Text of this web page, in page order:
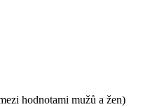
hodnotami mužů a žen)